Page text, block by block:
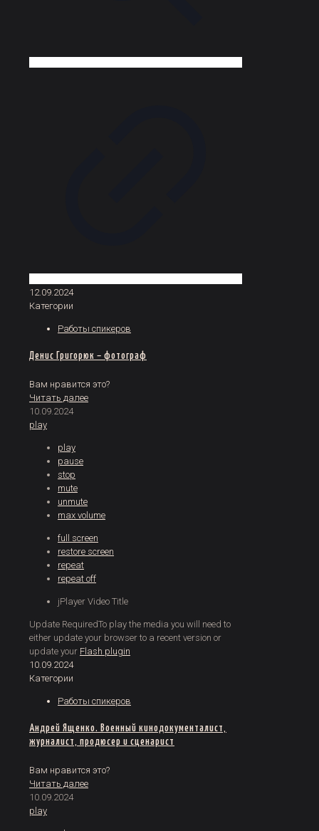
12.09.2024
Категории
Работы спикеров
Денис Григорюк – фотограф
Вам нравится это?
Читать далее
10.09.2024
play
play
pause
stop
mute
unmute
max volume
full screen
restore screen
repeat
repeat off
jPlayer Video Title
Update RequiredTo play the media you will need to
either update your browser to a recent version or
update your Flash plugin
10.09.2024
Категории
Работы спикеров
Андрей Ященко. Военный кинодокументалист,
журналист, продюсер и сценарист
Вам нравится это?
Читать далее
10.09.2024
play